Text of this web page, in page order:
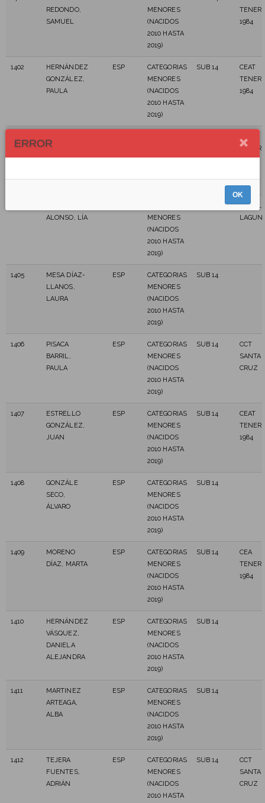
REDONDO,
SAMUEL
MENORES
(NACIDOS
2010 HASTA
2019)
1984
1402
HERNÁNDEZ
GONZÁLEZ,
PAULA
ESP
CATEGORIAS
MENORES
(NACIDOS
2010 HASTA
2019)
SUB 14
CEAT
1984
LEWCZUK,
ALONSO, LÍA
MENORES
(NACIDOS
2010 HASTA
2019)
CEAT
1405
MESA DÍAZ-
LLANOS,
LAURA
ESP
CATEGORIAS
MENORES
(NACIDOS
2010 HASTA
2019)
SUB 14
1406
PISACA
BARRIL,
PAULA
ESP
CATEGORIAS
MENORES
(NACIDOS
2010 HASTA
2019)
SUB 14
CCT
SANTA
CRUZ
1407
ESTRELLO
GONZÁLEZ,
JUAN
ESP
CATEGORIAS
MENORES
(NACIDOS
2010 HASTA
2019)
SUB 14
CEAT
1984
1408
GONZÁLE
SECO,
ÁLVARO
ESP
CATEGORIAS
MENORES
(NACIDOS
2010 HASTA
2019)
SUB 14
1409
MORENO
DÍAZ, MARTA
ESP
CATEGORIAS
MENORES
(NACIDOS
2010 HASTA
2019)
SUB 14
CEA
1984
1410
HERNÁNDEZ
VÁSQUEZ,
DANIELA
ALEJANDRA
ESP
CATEGORIAS
MENORES
(NACIDOS
2010 HASTA
2019)
SUB 14
1411
MARTINEZ
ARTEAGA,
ALBA
ESP
CATEGORIAS
MENORES
(NACIDOS
2010 HASTA
2019)
SUB 14
1412
TEJERA
FUENTES,
ADRIÁN
ESP
CATEGORIAS
MENORES
(NACIDOS
2010 HASTA
SUB 14
CCT
SANTA
CRUZ
ERROR
OK